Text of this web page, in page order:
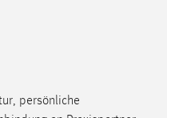
persönliche